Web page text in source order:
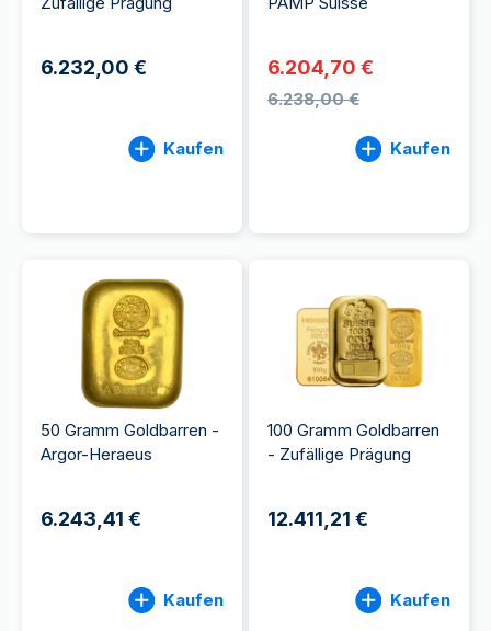
6.232,00 €
Kaufen
6.204,70 €
6.238,00 €
Kaufen
50 Gramm Goldbarren -
Argor-Heraeus
6.243,41 €
Kaufen
100 Gramm Goldbarren
- Zufällige Prägung
12.411,21 €
Kaufen